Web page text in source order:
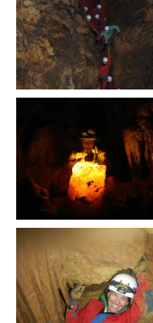
Termine und
Was ist das
Hintergründe
AUSBILDUNG
ERLEBNISTHERAPIE
FORTBILDUNGEN
AKTUELLES
FEEDBACK
UNSERE